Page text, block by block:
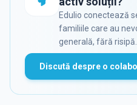
Edulio conectează
familiile care au
generală, fără risipă.
Discută despre o